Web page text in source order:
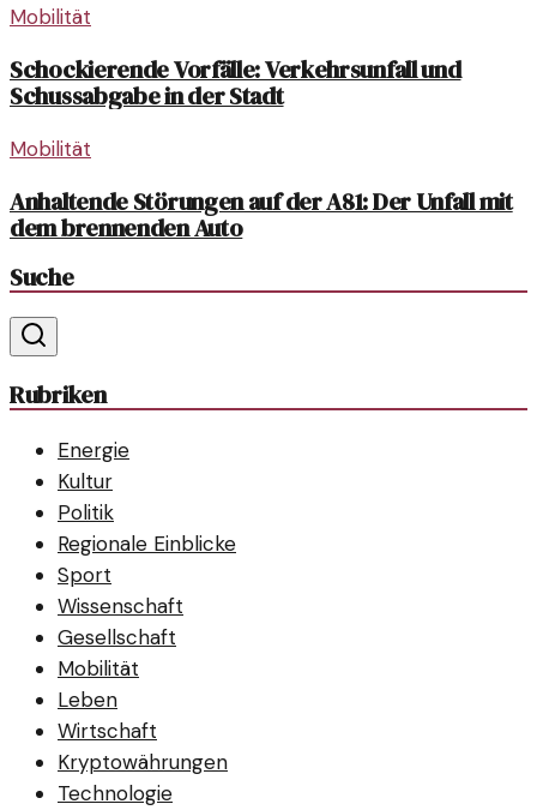
Mobilität
Schockierende Vorfälle: Verkehrsunfall und
Schussabgabe in der Stadt
Mobilität
Anhaltende Störungen auf der A81: Der Unfall mit
dem brennenden Auto
Suche
Rubriken
Energie
Kultur
Politik
Regionale Einblicke
Sport
Wissenschaft
Gesellschaft
Mobilität
Leben
Wirtschaft
Kryptowährungen
Technologie